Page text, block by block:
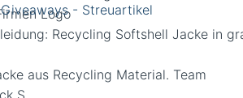
Giveaways - Streuartikel